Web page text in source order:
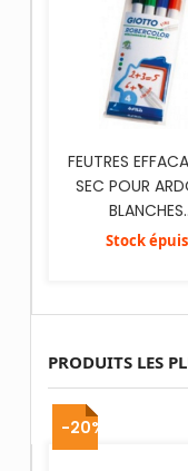
FEUTRES
SEC POUR
Stock
PRODUITS LES
-20%